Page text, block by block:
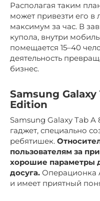
Располагая таким
может привезти его в
максимум за час. В
купола, внутри
помещается 15–40
деятельность
бизнес.
Samsung
Edition
Samsung Galaxy Tab A
гаджет, специально
ребятишек.
пользователям за
хорошие параметры
досуга. Операционка
и имеет приятный